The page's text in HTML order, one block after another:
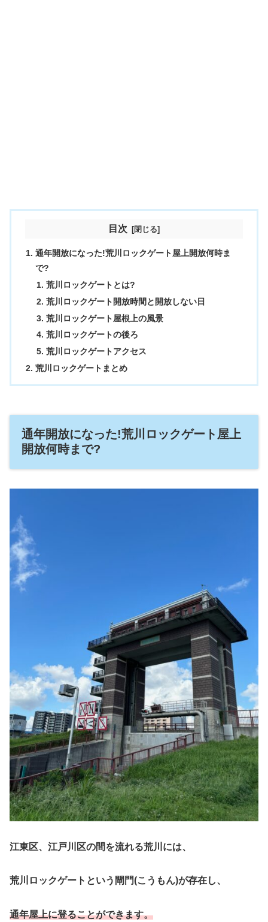
目次
通年開放になった!荒川ロックゲート屋上開放何時ま
で?
荒川ロックゲートとは?
荒川ロックゲート開放時間と開放しない日
荒川ロックゲート屋根上の風景
荒川ロックゲートの後ろ
荒川ロックゲートアクセス
荒川ロックゲートまとめ
通年開放になった!荒川ロックゲート屋上
開放何時まで?
江東区、江戸川区の間を流れる荒川には、
荒川ロックゲートという閘門(こうもん)が存在し、
通年屋上に登ることができます。